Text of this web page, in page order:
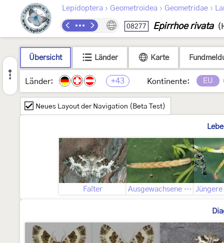
Lepidoptera › Geometroidea › Geometridae ›
08277 Epirrhoe rivata
Übersicht Länder Karte
Länder: +43 Kontinente: EU
Neues Layout der Navigation (Beta Test)
Falter Ausgewachsene Raupe